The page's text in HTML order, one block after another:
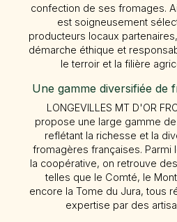
confection de ses fromages.
est soigneusement
producteurs locaux
démarche éthique et
le terroir et la filière
Une gamme diversifiée de
LONGEVILLES MT D'OR
propose une large gamme
reflétant la richesse et la
fromagères françaises. Parmi
la coopérative, on retrouve
telles que le Comté, le
encore la Tome du Jura, tous
expertise par des